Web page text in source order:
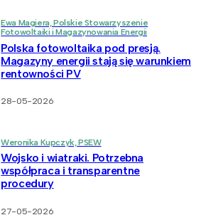
Ewa Magiera, Polskie Stowarzyszenie
Fotowoltaiki i Magazynowania Energii
Polska fotowoltaika pod presją.
Magazyny energii stają się warunkiem
rentowności PV
28-05-2026
Weronika Kupczyk, PSEW
Wojsko i wiatraki. Potrzebna
współpraca i transparentne
procedury
27-05-2026